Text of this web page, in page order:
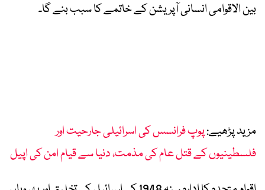
بین الاقوامی انسانی آپریشن کے خاتمے کا سبب بنے گا۔
مزید پڑھیے:پوپ فرانسس کی اسرائیلی جارحیت اور
فلسطینیوں کے قتل عام کی مذمت، دنیا سے قیام امن کی اپیل